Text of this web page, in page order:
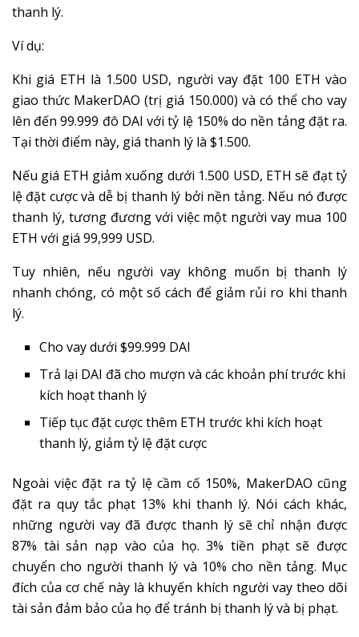
thanh lý.
Ví dụ:
Khi giá ETH là 1.500 USD, người vay đặt 100 ETH vào
giao thức MakerDAO (trị giá 150.000) và có thể cho vay
lên đến 99.999 đô DAI với tỷ lệ 150% do nền tảng đặt ra.
Tại thời điểm này, giá thanh lý là $1.500.
Nếu giá ETH giảm xuống dưới 1.500 USD, ETH sẽ đạt tỷ
lệ đặt cược và dễ bị thanh lý bởi nền tảng. Nếu nó được
thanh lý, tương đương với việc một người vay mua 100
ETH với giá 99,999 USD.
Tuy nhiên, nếu người vay không muốn bị thanh lý
nhanh chóng, có một số cách để giảm rủi ro khi thanh
lý.
Cho vay dưới $99.999 DAI
Trả lại DAI đã cho mượn và các khoản phí trước khi
kích hoạt thanh lý
Tiếp tục đặt cược thêm ETH trước khi kích hoạt
thanh lý, giảm tỷ lệ đặt cược
Ngoài việc đặt ra tỷ lệ cầm cố 150%, MakerDAO cũng
đặt ra quy tắc phạt 13% khi thanh lý. Nói cách khác,
những người vay đã được thanh lý sẽ chỉ nhận được
87% tài sản nạp vào của họ. 3% tiền phạt sẽ được
chuyển cho người thanh lý và 10% cho nền tảng. Mục
đích của cơ chế này là khuyến khích người vay theo dõi
tài sản đảm bảo của họ để tránh bị thanh lý và bị phạt.